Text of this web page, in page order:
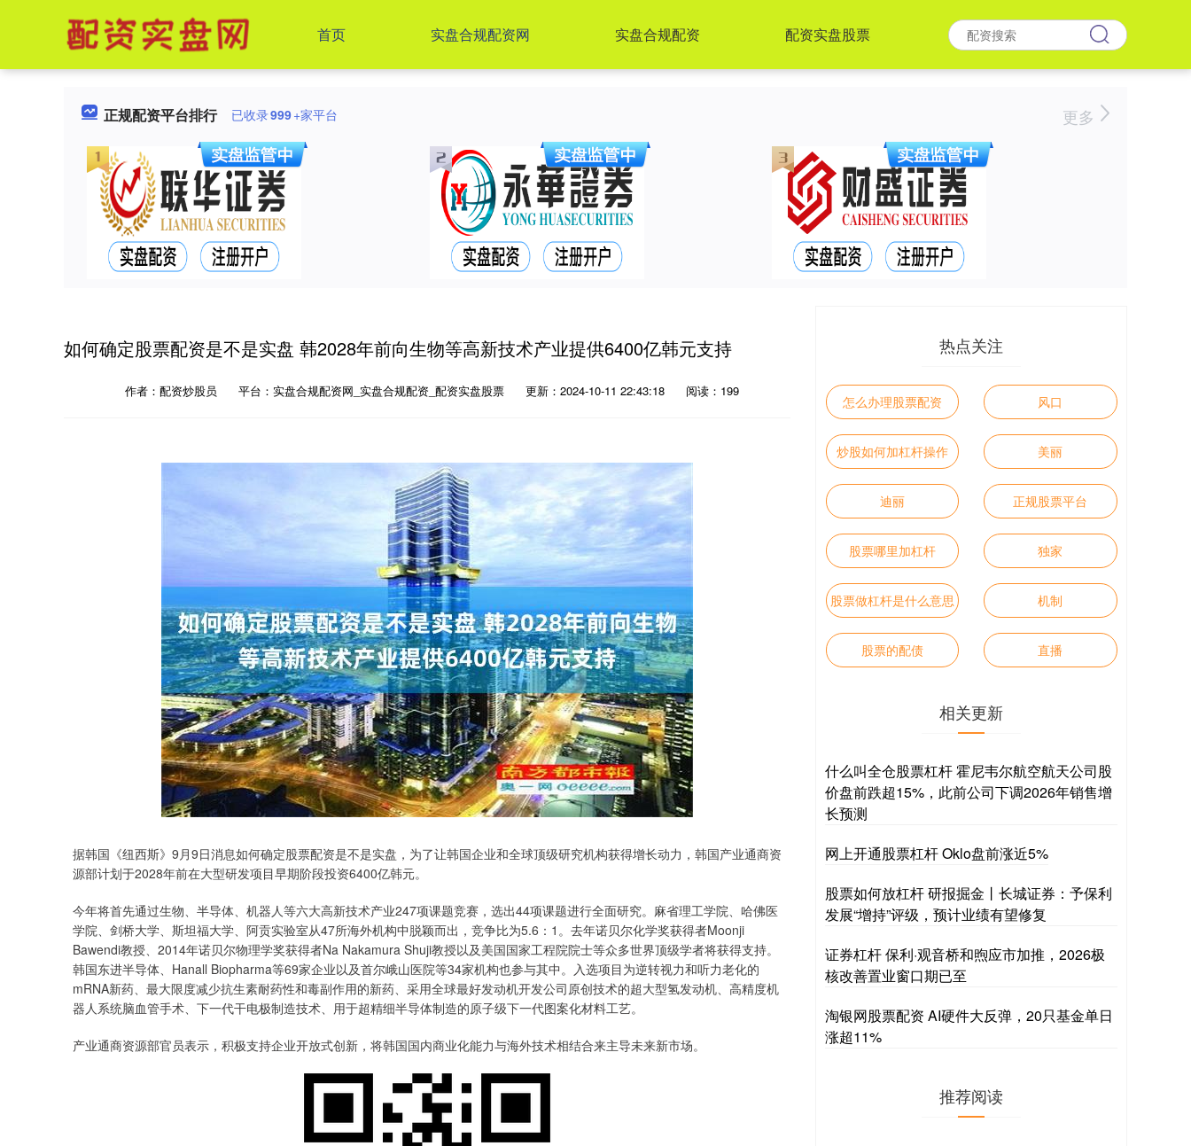
首页 实盘合规配资网 实盘合规配资 配资实盘股票
正规配资平台排行 已收录999+家平台 更多
如何确定股票配资是不是实盘 韩2028年前向生物等高新技术产业提供6400亿韩元支持
作者：配资炒股员 平台：实盘合规配资网_实盘合规配资_配资实盘股票 更新：2024-10-11 22:43:18 阅读：199
据韩国《纽西斯》9月9日消息如何确定股票配资是不是实盘，为了让韩国企业和全球顶级研究机构获得增长动力，韩国产业通商资
源部计划于2028年前在大型研发项目早期阶段投资6400亿韩元。
今年将首先通过生物、半导体、机器人等六大高新技术产业247项课题竞赛，选出44项课题进行全面研究。麻省理工学院、哈佛医
学院、剑桥大学、斯坦福大学、阿贡实验室从47所海外机构中脱颖而出，竞争比为5.6：1。去年诺贝尔化学奖获得者Moonji
Bawendi教授、2014年诺贝尔物理学奖获得者Na Nakamura Shuji教授以及美国国家工程院院士等众多世界顶级学者将获得支持。
韩国东进半导体、Hanall Biopharma等69家企业以及首尔峨山医院等34家机构也参与其中。入选项目为逆转视力和听力老化的
mRNA新药、最大限度减少抗生素耐药性和毒副作用的新药、采用全球最好发动机开发公司原创技术的超大型氢发动机、高精度机
器人系统脑血管手术、下一代干电极制造技术、用于超精细半导体制造的原子级下一代图案化材料工艺。
产业通商资源部官员表示，积极支持企业开放式创新，将韩国国内商业化能力与海外技术相结合来主导未来新市场。
热点关注
怎么办理股票配资 风口
炒股如何加杠杆操作 美丽
迪丽 正规股票平台
股票哪里加杠杆 独家
股票做杠杆是什么意思 机制
股票的配债 直播
相关更新
什么叫全仓股票杠杆 霍尼韦尔航空航天公司股
价盘前跌超15%，此前公司下调2026年销售增
长预测
网上开通股票杠杆 Oklo盘前涨近5%
股票如何放杠杆 研报掘金丨长城证券：予保利
发展“增持”评级，预计业绩有望修复
证券杠杆 保利·观音桥和煦应市加推，2026极
核改善置业窗口期已至
淘银网股票配资 AI硬件大反弹，20只基金单日
涨超11%
推荐阅读